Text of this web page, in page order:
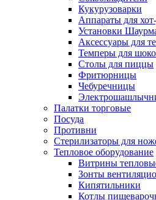
Кукурузоварки
Аппараты для
Установки
Аксессуары для
Темперы для
Столы для пиццы
Фритюрницы
Чебуречницы
Палатки торговые
Посуда
Противни
Стерилизаторы для
Тепловое оборудование
Витрины
Зонты
Кипятильники
Котлы